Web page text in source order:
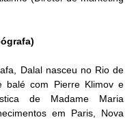
Dalal nasceu no Rio de
balé com Pierre Klimov e
de Madame Maria
em Paris, Nova